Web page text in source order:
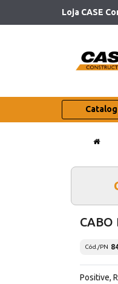
Loja CASE
CABO
Cód./PN
Positive,